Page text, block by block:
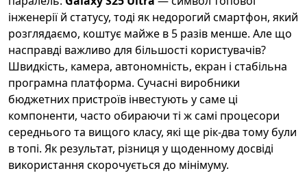
інженерії й статусу, тоді як недорогий смартфон, який
розглядаємо, коштує майже в 5 разів менше. Але що
насправді важливо для більшості користувачів?
Швидкість, камера, автономність, екран і стабільна
програмна платформа. Сучасні виробники
бюджетних пристроїв інвестують у саме ці
компоненти, часто обираючи ті ж самі процесори
середнього та вищого класу, які ще рік-два тому були
в топі. Як результат, різниця у щоденному досвіді
використання скорочується до мінімуму.